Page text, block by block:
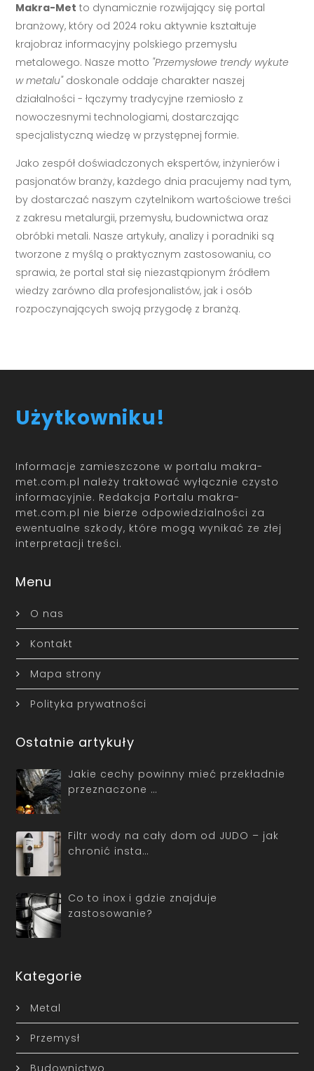
Makra-Met to dynamicznie rozwijający się portal
branżowy, który od 2024 roku aktywnie kształtuje
krajobraz informacyjny polskiego przemysłu
metalowego. Nasze motto "Przemysłowe trendy wykute
w metalu"doskonale oddaje charakter naszej
działalności - łączymy tradycyjne rzemiosło z
nowoczesnymi technologiami, dostarczając
specjalistyczną wiedzę w przystępnej formie.
Jako zespół doświadczonych ekspertów, inżynierów i
pasjonatów branży, każdego dnia pracujemy nad tym,
by dostarczać naszym czytelnikom wartościowe treści
z zakresu metalurgii, przemysłu, budownictwa oraz
obróbki metali. Nasze artykuły, analizy i poradniki są
tworzone z myślą o praktycznym zastosowaniu, co
sprawia, że portal stał się niezastąpionym źródłem
wiedzy zarówno dla profesjonalistów, jak i osób
rozpoczynających swoją przygodę z branżą.
Użytkowniku!
Informacje zamieszczone w portalu makra-
met.com.pl należy traktować wyłącznie czysto
informacyjnie. Redakcja Portalu makra-
met.com.pl nie bierze odpowiedzialności za
ewentualne szkody, które mogą wynikać ze złej
interpretacji treści.
Menu
O nas
Kontakt
Mapa strony
Polityka prywatności
Ostatnie artykuły
Jakie cechy powinny mieć przekładnie
przeznaczone …
Filtr wody na cały dom od JUDO – jak
chronić insta…
Co to inox i gdzie znajduje
zastosowanie?
Kategorie
Metal
Przemysł
Budownictwo